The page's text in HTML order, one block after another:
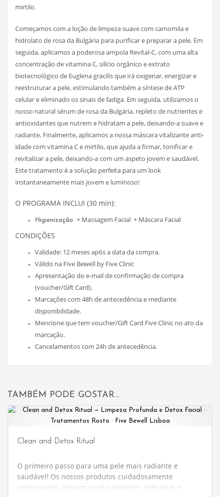
mirtilo.
Começamos com a loção de limpeza suave com camomila e
hidrolato de rosa da Bulgária para purificar e preparar a pele. Em
seguida, aplicamos a poderosa ampola Revital-C, com uma alta
concentração de vitamina C, silício orgânico e extrato
biotecnológico de Euglena gracilis que irá oxigenar, energizar e
reestruturar a pele, estimulando também a síntese de ATP
celular e eliminado os sinais de fadiga. Em seguida, utilizamos o
nosso natural sérum de rosa da Bulgária, repleto de nutrientes e
antioxidantes que nutrem e hidratam a pele, deixando-a suave e
radiante. Finalmente, aplicamos a nossa máscara vitalizante anti-
idade com vitamina C e mirtilo, que ajuda a firmar, tonificar e
revitalizar a pele, deixando-a com um aspeto jovem e saudável.
Este tratamento é a solução perfeita para um look
instantaneamente mais jovem e luminoso!
O PROGRAMA INCLUI (30 min):
Higienização + Massagem Facial + Máscara Facial
CONDIÇÕES
Validade: 12 meses após a data da compra.
Válido na Five Bewell by Five Clinic
Apresentação do e-mail de confirmação de compra
(voucher/Gift Card).
Marcações com 48h de antecedência e mediante
disponibilidade.
Mencione que tem voucher/Gift Card Five Clinic no ato da
marcação.
Cancelamentos com 24h de antecedência.
TAMBÉM PODE GOSTAR…
Clean and Detox Ritual
O primeiro passo para uma pele mais radiante e
saudável! Os nossos produtos cuidadosamente
selecionados limpam profundamente, hidratam e